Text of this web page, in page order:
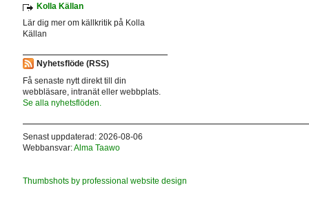
Kolla Källan
Lär dig mer om källkritik på Kolla
Källan
Nyhetsflöde (RSS)
Få senaste nytt direkt till din
webbläsare, intranät eller webbplats.
Se alla nyhetsflöden.
Senast uppdaterad: 2026-08-06
Webbansvar:Alma Taawo
Thumbshots by professional website design